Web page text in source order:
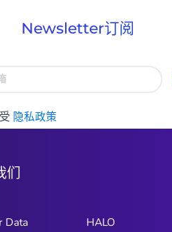
Newsletter订阅
隐私政策
们
Data
HALO